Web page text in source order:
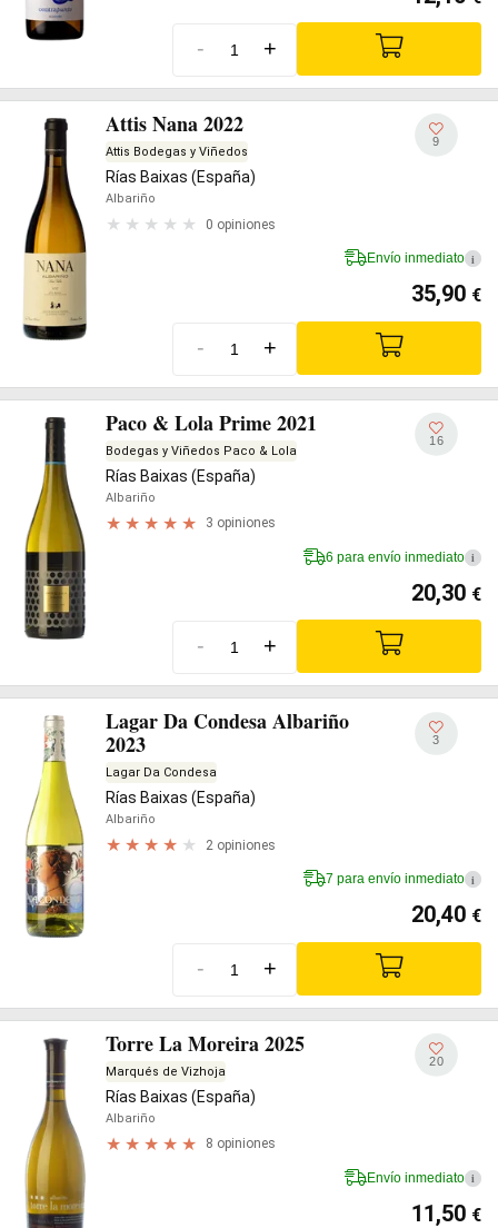
- +
Attis Nana 2022
Attis Bodegas y Viñedos
Rías Baixas (España)
Albariño
0 opiniones
9
Envío inmediato i
35,90 €
- +
Paco & Lola Prime 2021
Bodegas y Viñedos Paco & Lola
Rías Baixas (España)
Albariño
3 opiniones
16
6 para envío inmediato i
20,30 €
- +
Lagar Da Condesa Albariño
2023
Lagar Da Condesa
Rías Baixas (España)
Albariño
2 opiniones
3
7 para envío inmediato i
20,40 €
- +
Torre La Moreira 2025
Marqués de Vizhoja
Rías Baixas (España)
Albariño
8 opiniones
20
Envío inmediato i
11,50 €